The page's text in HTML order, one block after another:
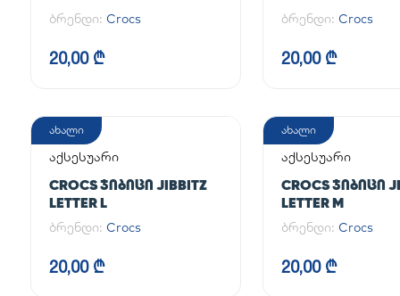
ბრენდი: Crocs
20,00 ₾
ბრენდი: Crocs
20,00 ₾
ახალი
აქსესუარი
CROCS ᲯᲘᲑᲘᲪᲘ JIBBITZ
LETTER L
ბრენდი: Crocs
20,00 ₾
ახალი
აქსესუარი
CROCS ᲯᲘᲑᲘᲪᲘ
LETTER M
ბრენდი: Crocs
20,00 ₾